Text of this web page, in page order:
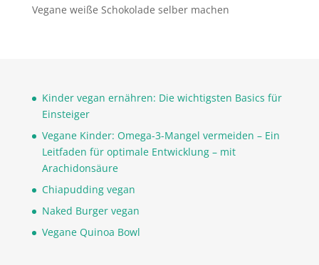
Vegane weiße Schokolade selber machen
Kinder vegan ernähren: Die wichtigsten Basics für
Einsteiger
Vegane Kinder: Omega-3-Mangel vermeiden – Ein
Leitfaden für optimale Entwicklung – mit
Arachidonsäure
Chiapudding vegan
Naked Burger vegan
Vegane Quinoa Bowl